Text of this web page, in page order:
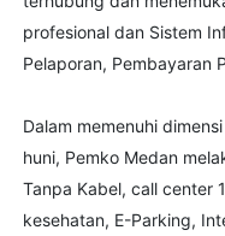
profesional dan Sistem
Pelaporan, Pembayaran
Dalam memenuhi
huni, Pemko Medan
Tanpa Kabel, call center
kesehatan, E-Parking,